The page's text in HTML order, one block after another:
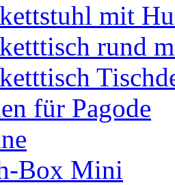
mit
rund
für Pagode
Box Mini